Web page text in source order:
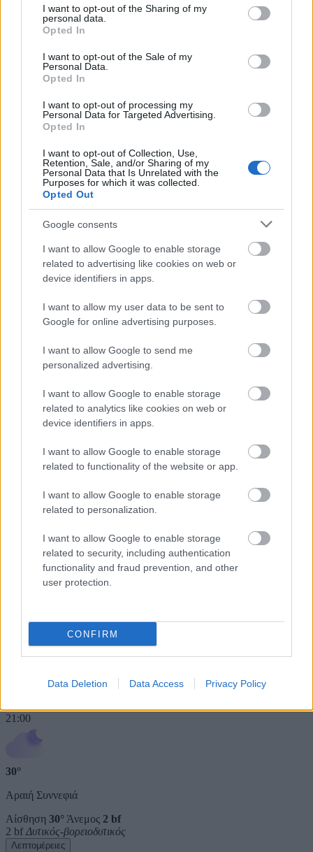
not limited to your visit or usage behaviour. You may click to
grant or deny consent to Google and its third-party tags to
use your data for below specified purposes in below Google
consent section.
I want to opt-out of the Sharing of my
personal data.
Opted In
I want to opt-out of the Sale of my
Personal Data.
Opted In
I want to opt-out of processing my
Personal Data for Targeted Advertising.
Opted In
I want to opt-out of Collection, Use,
Retention, Sale, and/or Sharing of my
Personal Data that Is Unrelated with the
Purposes for which it was collected.
Opted Out
Google consents
I want to allow Google to enable storage
related to advertising like cookies on web or
device identifiers in apps.
I want to allow my user data to be sent to
Google for online advertising purposes.
I want to allow Google to send me
personalized advertising.
I want to allow Google to enable storage
related to analytics like cookies on web or
device identifiers in apps.
I want to allow Google to enable storage
related to functionality of the website or app.
I want to allow Google to enable storage
related to personalization.
I want to allow Google to enable storage
related to security, including authentication
functionality and fraud prevention, and other
user protection.
CONFIRM
Data Deletion Data Access Privacy Policy
Αίσθηση Άνεμος
3 bf
Δυτικός
Λεπτομέρειες
Νεφοκάλυψη 54 %
Ορατότητα 0 km
Υγρασία 37 %
Είδος Υετού Δεν υπάρχει
Σημείο δρόσου 0 °C
1011 hPa
Αραιή Συννεφιά
31° Άνεμος
3 bf
Δυτικός-βορειοδυτικός
Λεπτομέρειες
Νεφοκάλυψη 15 %
Ορατότητα 0 km
0.0 mm/hr
Δεν υπάρχει
Σημείο δρόσου
Ηλιακή ακτινοβολία 0 W/m²
Αίσθηση30°Άνεμος2 bf
Λεπτομέρειες
Ριπή Ανέμου 2 bf
Νεφοκάλυψη 12 %
42 %
Σημείο δρόσου
1011 hPa
21:00
30°
Αραιή Συννεφιά
Αίσθηση 30°Άνεμος 2 bf
2 bf Δυτικός-βορειοδυτικός
Λεπτομέρειες